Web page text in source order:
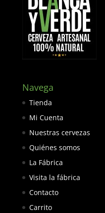
Navega
Tienda
Mi Cuenta
Nuestras cervezas
Quiénes somos
La Fábrica
Visita la fábrica
Contacto
Carrito